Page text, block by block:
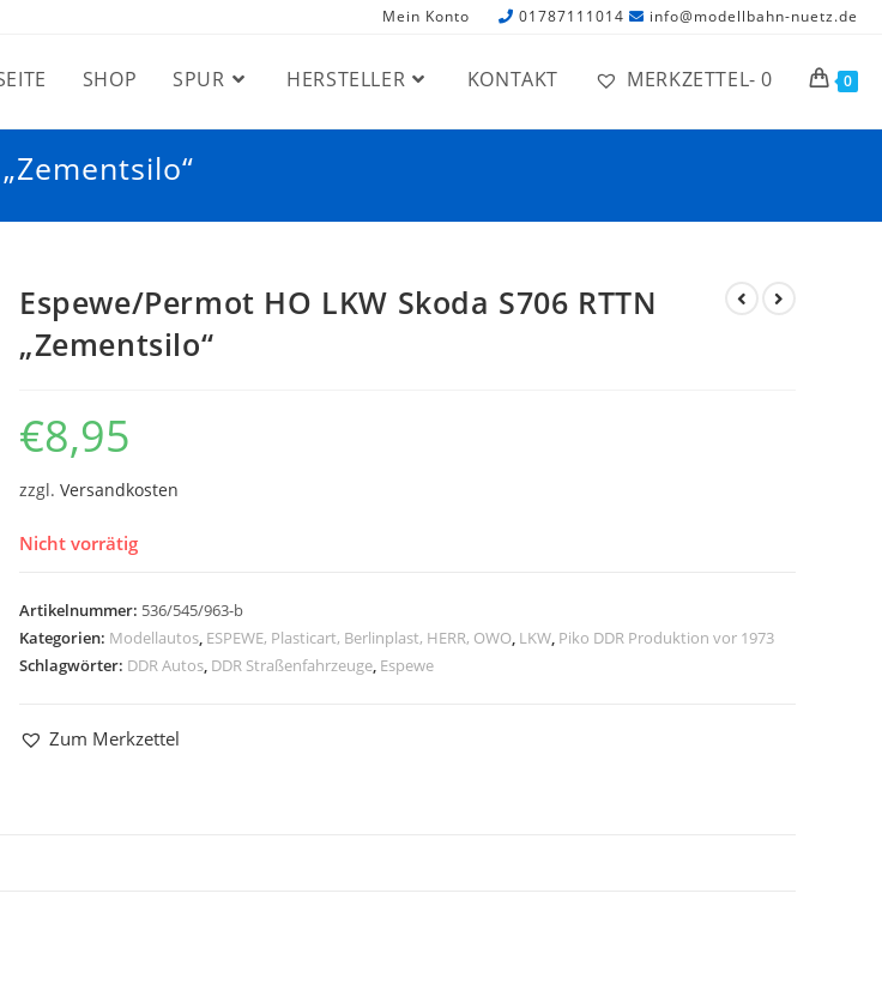
Mein Konto 01787111014 info@modellbahn-nuetz.de
SHOP SPUR HERSTELLER KONTAKT MERKZETTEL- 0 0
Espewe/Permot HO LKW Skoda S706 RTTN
„Zementsilo“
€8,95
zzgl. Versandkosten
Nicht vorrätig
Artikelnummer: 536/545/963-b
Kategorien: Modellautos, ESPEWE, Plasticart, Berlinplast, HERR, OWO, LKW, Piko DDR Produktion vor 1973
Schlagwörter: DDR Autos, DDR Straßenfahrzeuge, Espewe
Zum Merkzettel